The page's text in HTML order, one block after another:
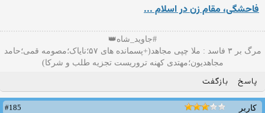
فاحشگی، مقام زن در اسلام ...
#جاوید_شاه👑
مرگ بر ۳ فاسد : ملا چپی مجاهد(+پسمانده های ۵۷؛نایاک؛مصومه قمی؛حامد
مجاهدیون؛مهتدی کهنه تروریست تجزیه طلب و شرکا)
پاسخ بازگفت
کاربر
#185